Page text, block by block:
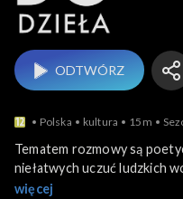
ODTWÓRZ
Polska kultura 15m
Tematem rozmowy są
niełatwych uczuć ludzkich
duchowej, problem smutku
więcej